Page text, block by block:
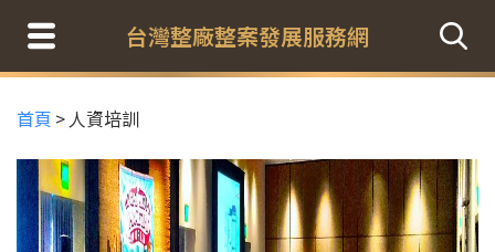
台灣整廠整案發展服務網
首頁 > 人資培訓